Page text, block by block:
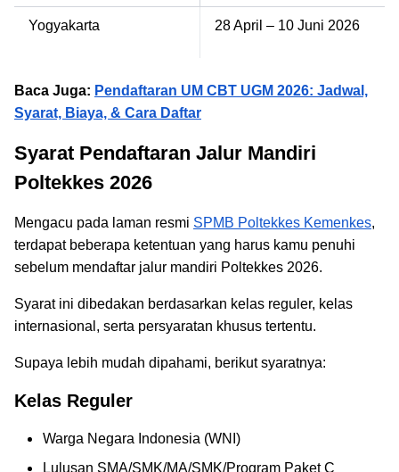
Yogyakarta 28 April – 10 Juni 2026
Baca Juga: Pendaftaran UM CBT UGM 2026: Jadwal,
Syarat, Biaya, & Cara Daftar
Syarat Pendaftaran Jalur Mandiri
Poltekkes 2026
Mengacu pada laman resmi SPMB Poltekkes Kemenkes,
terdapat beberapa ketentuan yang harus kamu penuhi
sebelum mendaftar jalur mandiri Poltekkes 2026.
Syarat ini dibedakan berdasarkan kelas reguler, kelas
internasional, serta persyaratan khusus tertentu.
Supaya lebih mudah dipahami, berikut syaratnya:
Kelas Reguler
Warga Negara Indonesia (WNI)
Lulusan SMA/SMK/MA/SMK/Program Paket C